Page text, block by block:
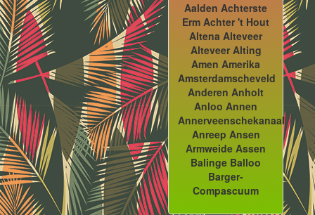
Aalden Achterste
Erm Achter 't Hout
Altena Alteveer
Alteveer Alting
Amen Amerika
Amsterdamscheveld
Anderen Anholt
Anloo Annen
Annerveenschekanaal
Anreep Ansen
Armweide Assen
Balinge Balloo
Barger-
Compascuum